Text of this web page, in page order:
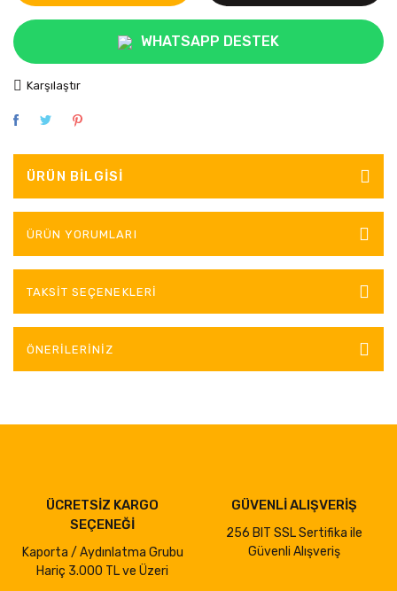
WHATSAPP DESTEK
Karşılaştır
ÜRÜN BILGISI
ÜRÜN YORUMLARI
TAKSIT SEÇENEKLERI
ÖNERILERINIZ
ÜCRETSİZ KARGO
SEÇENEĞİ
Kaporta / Aydınlatma Grubu
Hariç 3.000 TL ve Üzeri
GÜVENLİ ALIŞVERİŞ
256 BIT SSL Sertifika ile
Güvenli Alışveriş